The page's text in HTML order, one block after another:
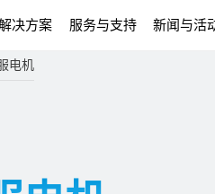
决方案 服务与支持 新闻与活
电机